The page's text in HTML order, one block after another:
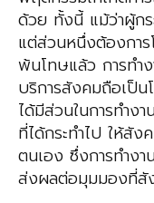
ด้วย ทั้งนี้ แม้ว่าผู้กร
แต่ส่วนหนึ่งต้องการ
พ้นโทษแล้ว การทำ
บริการสังคมถือเป็น
ได้มีส่วนในการทำง
ที่ได้กระทำไป ให้สั
ตนเอง ซึ่งการทำง
ส่งผลต่อมุมมองที่สั